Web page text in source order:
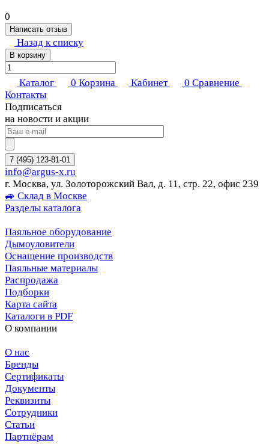
0
Написать отзыв
Назад к списку
В корзину
Каталог 0 Корзина Кабинет 0 Сравнение
Контакты
Подписаться
на новости и акции
7 (495) 123-81-01
info@argus-x.ru
г. Москва, ул. Золоторожский Вал, д. 11, стр. 22, офис 239
🚙 Склад в Москве
Разделы каталога
Паяльное оборудование
Дымоуловители
Оснащение производств
Паяльные материалы
Распродажа
Подборки
Карта сайта
Каталоги в PDF
О компании
О нас
Бренды
Сертификаты
Документы
Реквизиты
Сотрудники
Статьи
Партнёрам